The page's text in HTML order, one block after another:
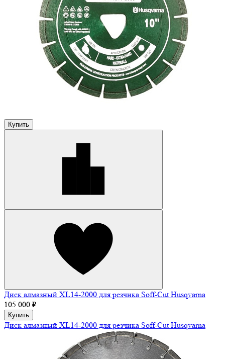
Купить
Диск алмазный XL14-2000 для резчика Soff-Cut Husqvarna
105 000 ₽
Купить
Диск алмазный XL14-2000 для резчика Soff-Cut Husqvarna